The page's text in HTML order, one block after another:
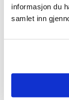
informasjon du
samlet inn
Tobias